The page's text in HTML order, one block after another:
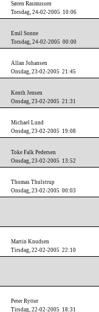
Søren Rasmussen
Torsdag, 24-02-2005 10:06
Emil Sonne
Torsdag, 24-02-2005 00:00
Allan Johansen
Onsdag, 23-02-2005 21:45
Kenth Jensen
Onsdag, 23-02-2005 21:31
Michael Lund
Onsdag, 23-02-2005 19:08
Toke Falk Pedersen
Onsdag, 23-02-2005 13:52
Thomas Thulstrup
Onsdag, 23-02-2005 00:03
Martin Knudsen
Tirsdag, 22-02-2005 22:10
Peter Rytter
Tirsdag, 22-02-2005 18:31